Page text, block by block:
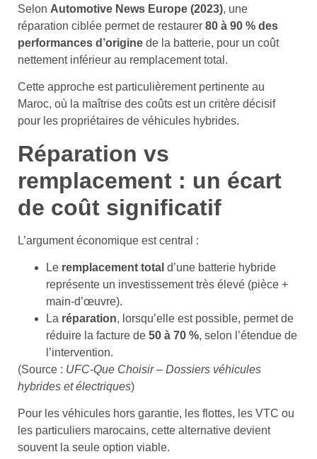
Selon Automotive News Europe (2023), une
réparation ciblée permet de restaurer 80 à 90 % des
performances d’origine de la batterie, pour un coût
nettement inférieur au remplacement total.
Cette approche est particulièrement pertinente au
Maroc, où la maîtrise des coûts est un critère décisif
pour les propriétaires de véhicules hybrides.
Réparation vs
remplacement : un écart
de coût significatif
L’argument économique est central :
Le remplacement total d’une batterie hybride
représente un investissement très élevé (pièce +
main-d’œuvre).
La réparation, lorsqu’elle est possible, permet de
réduire la facture de 50 à 70 %, selon l’étendue de
l’intervention.
(Source : UFC-Que Choisir – Dossiers véhicules
hybrides et électriques)
Pour les véhicules hors garantie, les flottes, les VTC ou
les particuliers marocains, cette alternative devient
souvent la seule option viable.